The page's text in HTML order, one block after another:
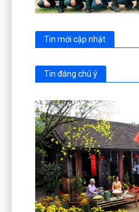
Tin mới cập nhật
Tin đáng chú ý